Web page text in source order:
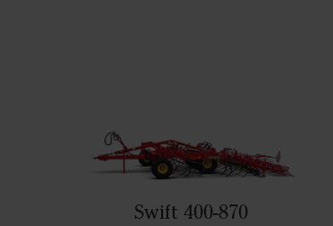
Swift 400-870